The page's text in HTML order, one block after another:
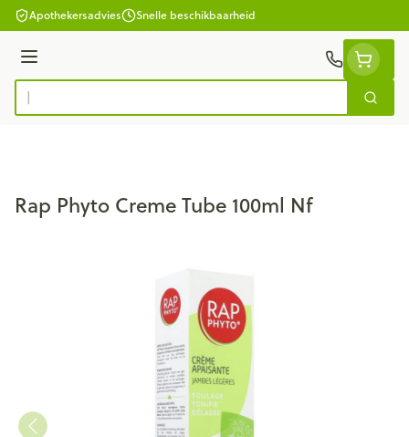
Ga naar de inhoud
Apothekersadvies Snelle beschikbaarheid
Menu
Product, merk, categorie...
Zoek
Rap Phyto Creme Tube 100ml Nf